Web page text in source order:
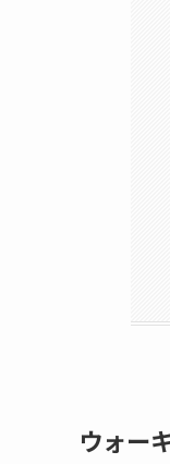
ウォー